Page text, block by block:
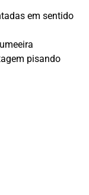
em sentido
pisando